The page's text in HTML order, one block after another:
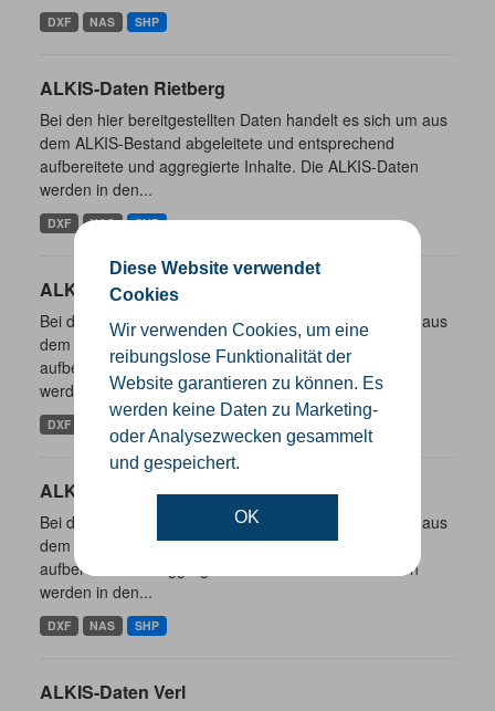
Diese Website verwendet
Cookies
Wir verwenden Cookies, um eine
reibungslose Funktionalität der
Website garantieren zu können. Es
werden keine Daten zu Marketing-
oder Analysezwecken gesammelt
und gespeichert.
OK
DXF NAS SHP
ALKIS-Daten Rietberg
Bei den hier bereitgestellten Daten handelt es sich um aus
dem ALKIS-Bestand abgeleitete und entsprechend
aufbereitete und aggregierte Inhalte. Die ALKIS-Daten
werden in den...
DXF NAS SHP
ALKIS-Daten Rheda-Wiedenbrück
Bei den hier bereitgestellten Daten handelt es sich um aus
dem ALKIS-Bestand abgeleitete und entsprechend
aufbereitete und aggregierte Inhalte. Die ALKIS-Daten
werden in den...
DXF
ALKIS-Daten Borgholzhausen
Bei den hier bereitgestellten Daten handelt es sich um aus
dem ALKIS-Bestand abgeleitete und entsprechend
aufbereitete und aggregierte Inhalte. Die ALKIS-Daten
werden in den...
DXF NAS SHP
ALKIS-Daten Verl